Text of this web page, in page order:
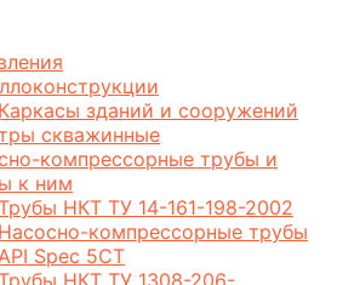
Каркасы зданий и сооружений
скважинные
компрессорные трубы и
к ним
НКТ ТУ 14-161-198-2002
Насосно-компрессорные трубы
Spec 5CT
НКТ ТУ 1308-206-